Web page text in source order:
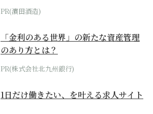
PR(濵田酒造)
「金利のある世界」の新たな資産管理
のあり方とは？
PR(株式会社北九州銀行)
1日だけ働きたい、を叶える求人サイト